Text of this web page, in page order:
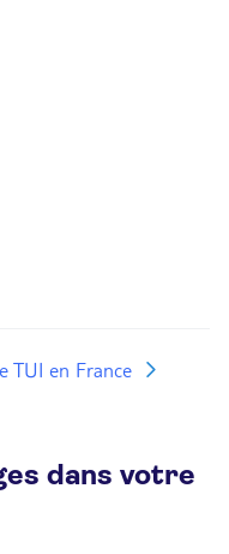
TUI en France
dans votre